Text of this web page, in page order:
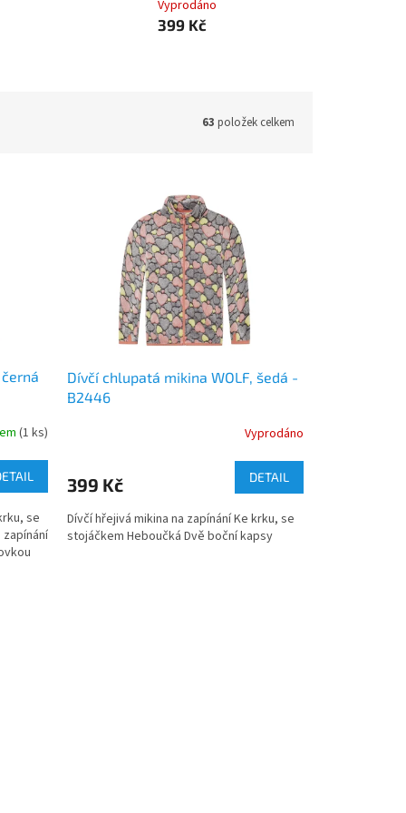
Vyprodáno
399 Kč
63 položek celkem
(1 ks)
se
Dívčí chlupatá mikina WOLF, šedá -
B2446
Vyprodáno
399 Kč DETAIL
Dívčí hřejivá mikina na zapínání Ke krku, se
stojáčkem Heboučká Dvě boční kapsy